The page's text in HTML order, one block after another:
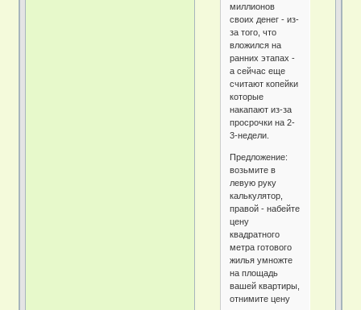
миллионов
своих денег - из-
за того, что
вложился на
ранних этапах -
а сейчас еще
считают копейки
которые
накапают из-за
просрочки на 2-
3-недели.
Предложение:
возьмите в
левую руку
калькулятор,
правой - набейте
цену
квадратного
метра готового
жилья умножте
на площадь
вашей квартиры,
отнимите цену